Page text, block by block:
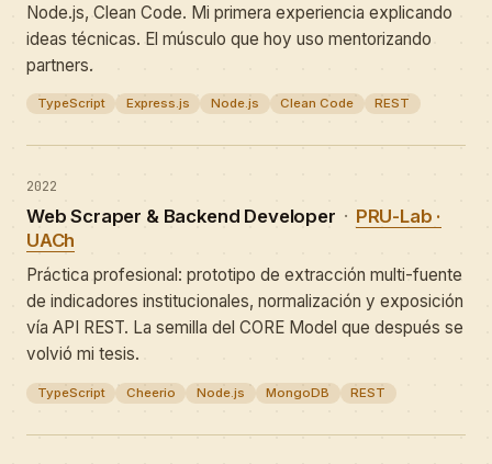
Node.js, Clean Code. Mi primera experiencia explicando
ideas técnicas. El músculo que hoy uso mentorizando
partners.
TypeScript Express.js Node.js Clean Code REST
2022
Web Scraper & Backend Developer · PRU-Lab ·
UACh
Práctica profesional: prototipo de extracción multi-fuente
de indicadores institucionales, normalización y exposición
vía API REST. La semilla del CORE Model que después se
volvió mi tesis.
TypeScript Cheerio Node.js MongoDB REST